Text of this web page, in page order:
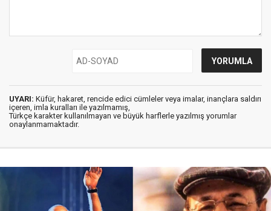
UYARI: Küfür, hakaret, rencide edici cümleler veya imalar, inançlara saldırı
içeren, imla kuralları ile yazılmamış,
Türkçe karakter kullanılmayan ve büyük harflerle yazılmış yorumlar
onaylanmamaktadır.